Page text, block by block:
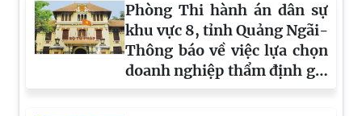
Phòng Thi hành án dân sự
khu vực 8, tỉnh Quảng Ngãi-
Thông báo về việc lựa chọn
doanh nghiệp thẩm định giá
tài sản số 2034